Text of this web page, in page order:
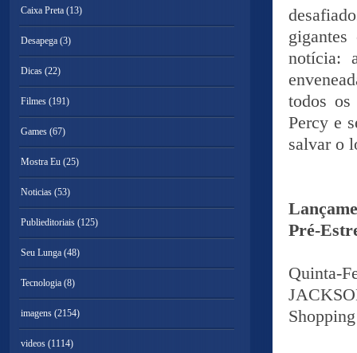
notícia:
todos os
Percy e
salvar o
Pré-
Quinta-
Caixa Preta (13)
Desapega (3)
Dicas (22)
Filmes (191)
Games (67)
Mostra Eu (25)
Noticias (53)
Publieditoriais (125)
Seu Lunga (48)
Tecnologia (8)
imagens (2154)
videos (1114)